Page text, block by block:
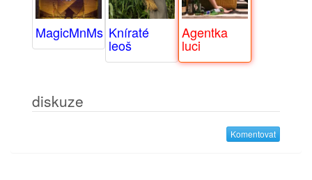
MagicMnMs Kníraté
leoš
Agentka
luci
diskuze
Komentovat